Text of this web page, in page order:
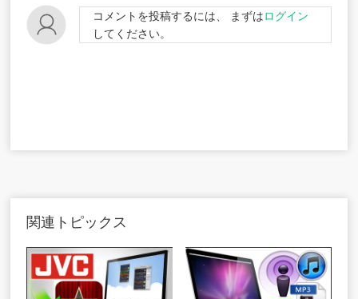
コメントを投稿するには、 まずはログイン
してください。
関連トピックス